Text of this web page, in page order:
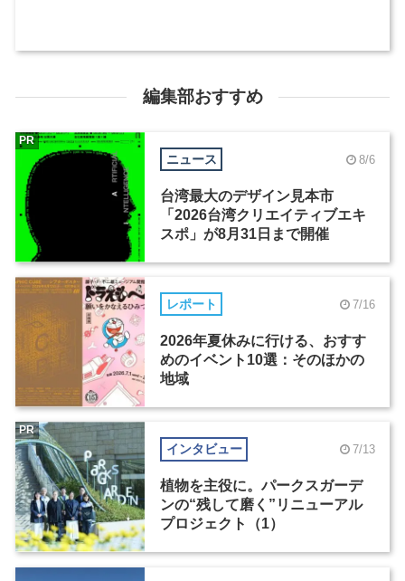
編集部おすすめ
ニュース 8/6
台湾最大のデザイン見本市
「2026台湾クリエイティブエキ
スポ」が8月31日まで開催
PR
レポート 7/16
2026年夏休みに行ける、おすす
めのイベント10選：そのほかの
地域
インタビュー 7/13
植物を主役に。パークスガーデ
ンの“残して磨く”リニューアル
プロジェクト（1）
PR